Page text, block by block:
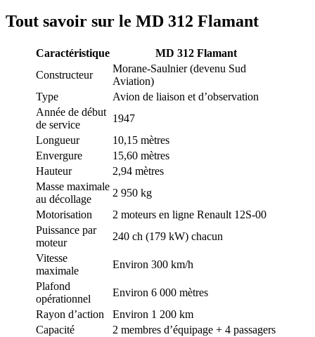
Tout savoir sur le MD 312 Flamant
Caractéristique
MD 312 Flamant
Constructeur
Morane-Saulnier (devenu Sud
Aviation)
Type
Avion de liaison et d’observation
Année de début
de service
1947
Longueur
10,15 mètres
Envergure
15,60 mètres
Hauteur
2,94 mètres
Masse maximale
au décollage
2 950 kg
Motorisation
2 moteurs en ligne Renault 12S-00
Puissance par
moteur
240 ch (179 kW) chacun
Vitesse
maximale
Environ 300 km/h
Plafond
opérationnel
Environ 6 000 mètres
Rayon d’action
Environ 1 200 km
Capacité
2 membres d’équipage + 4 passagers